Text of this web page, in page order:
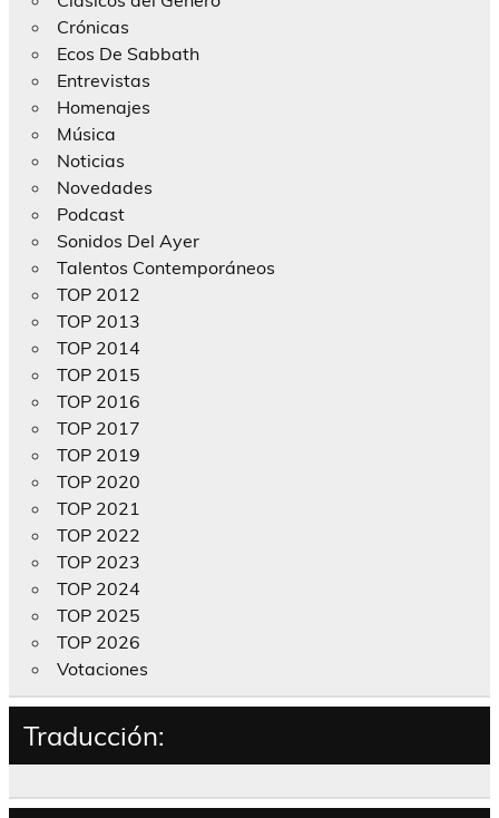
Crónicas
Ecos De Sabbath
Entrevistas
Homenajes
Música
Noticias
Novedades
Podcast
Sonidos Del Ayer
Talentos Contemporáneos
TOP 2012
TOP 2013
TOP 2014
TOP 2015
TOP 2016
TOP 2017
TOP 2019
TOP 2020
TOP 2021
TOP 2022
TOP 2023
TOP 2024
TOP 2025
TOP 2026
Votaciones
Traducción: